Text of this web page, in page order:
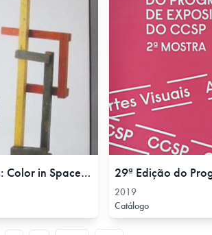
Carlos Cruz-Diez: Color in Space and Time Virtual Tour, 2010
2019
Catálogo